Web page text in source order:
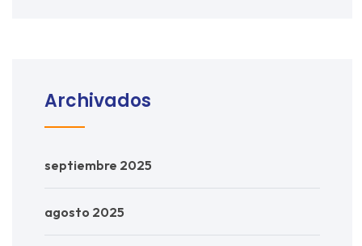
Archivados
septiembre 2025
agosto 2025